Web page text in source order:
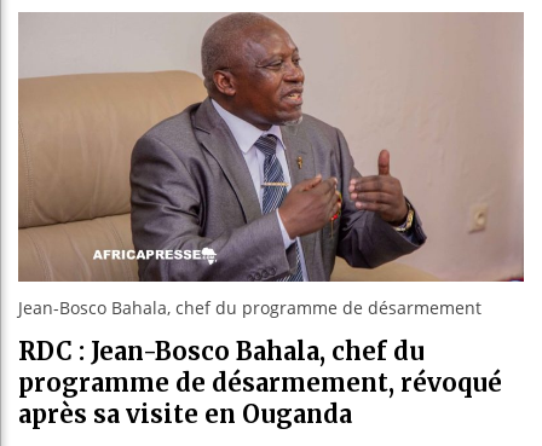
Jean-Bosco Bahala, chef du programme de désarmement
RDC : Jean-Bosco Bahala, chef du
programme de désarmement, révoqué
après sa visite en Ouganda